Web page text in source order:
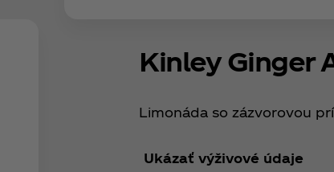
Kinley Ginger
Limonáda so zázvorovou
Ukázať výživové údaje